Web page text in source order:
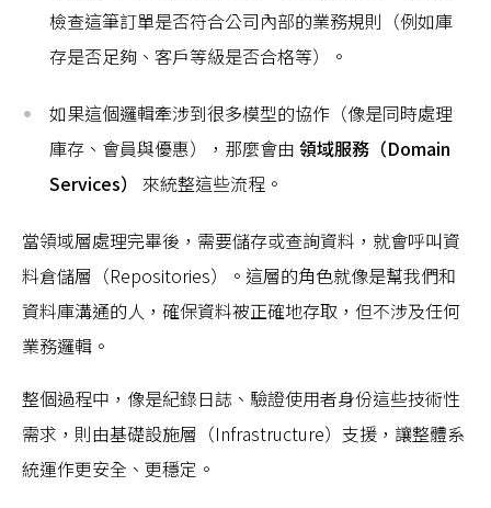
檢查這筆訂單是否符合公司內部的業務規則（例如庫
存是否足夠、客戶等級是否合格等）。
如果這個邏輯牽涉到很多模型的協作（像是同時處理
庫存、會員與優惠），那麼會由 領域服務（Domain
Services）
來統整這些流程。
當領域層處理完畢後，需要儲存或查詢資料，就會呼叫資
料倉儲層（Repositories）。這層的角色就像是幫我們和
資料庫溝通的人，確保資料被正確地存取，但不涉及任何
業務邏輯。
整個過程中，像是紀錄日誌、驗證使用者身份這些技術性
需求，則由基礎設施層（Infrastructure）支援，讓整體系
統運作更安全、更穩定。